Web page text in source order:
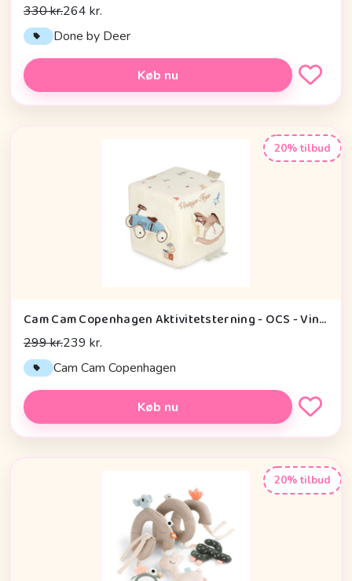
330 kr.264 kr.
Done by Deer
Køb nu
20% tilbud
Cam Cam Copenhagen Aktivitetsterning - OCS - Vintage Toys
299 kr.239 kr.
Cam Cam Copenhagen
Køb nu
20% tilbud